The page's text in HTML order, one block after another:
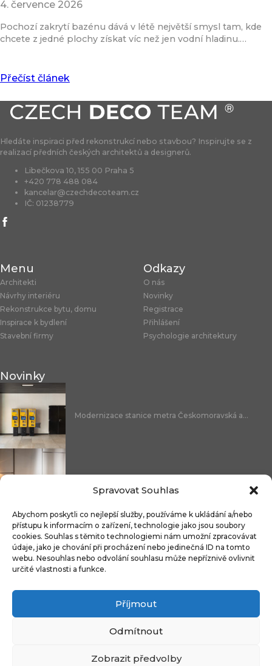
Spravovat Souhlas
Abychom poskytli co nejlepší služby, používáme k ukládání a/nebo
přístupu k informacím o zařízení, technologie jako jsou soubory
cookies. Souhlas s těmito technologiemi nám umožní zpracovávat
údaje, jako je chování při procházení nebo jedinečná ID na tomto
webu. Nesouhlas nebo odvolání souhlasu může nepříznivě ovlivnit
určité vlastnosti a funkce.
Příjmout
Odmítnout
Zobrazit předvolby
4. července 2026
Pochozí zakrytí bazénu dává v létě největší smysl tam, kde
chcete z jedné plochy získat víc než jen vodní hladinu.…
Přečíst článek
Hledáte inspiraci před rekonstrukcí nebo stavbou? Inspirujte se z
realizací předních českých architektů a designerů.
Libečkova 10, 155 00 Praha 5
+420 778 488 084
kancelar@czechdecoteam.cz
IČ: 01238779
Menu
Architekti
Návrhy interiéru
Rekonstrukce bytu, domu
Inspirace k bydlení
Stavební firmy
Odkazy
O nás
Novinky
Registrace
Přihlášení
Psychologie architektury
Novinky
Modernizace stanice metra Českomoravská a...
Čistitelné látky s technologií FibreGuard®:...
Copyright © 2009-2024 CZECH DECO TEAM. All rights reserved.